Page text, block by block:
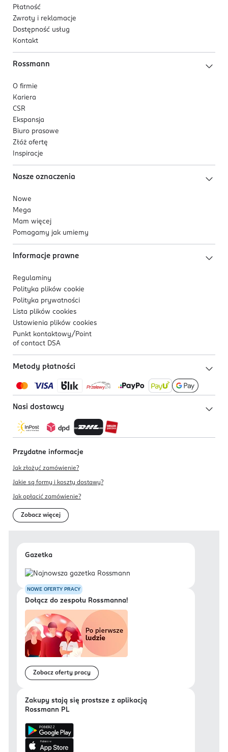
Płatność
Zwroty i reklamacje
Dostępność usług
Kontakt
Rossmann
O firmie
Kariera
CSR
Ekspansja
Biuro prasowe
Złóż ofertę
Inspiracje
Nasze oznaczenia
Nowe
Mega
Mam więcej
Pomagamy jak umiemy
Informacje prawne
Regulaminy
Polityka plików cookie
Polityka prywatności
Lista plików cookies
Ustawienia plików cookies
Punkt kontaktowy/ Point
of contact DSA
Metody płatności
Nasi dostawcy
Przydatne informacje
Jak złożyć zamówienie?
Jakie są formy i koszty dostawy?
Jak opłacić zamówienie?
Zobacz więcej
Gazetka
NOWE OFERTY PRACY
Dołącz do zespołu Rossmanna!
Zobacz oferty pracy
Zakupy stają się prostsze z aplikacją
Rossmann PL